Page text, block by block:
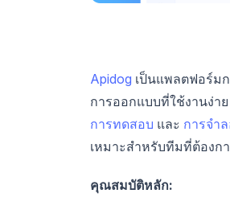
Apidog เป็นแพลตฟอร์ม
การออกแบบที่ใช้งานง่
การทดสอบ และ การจำ
เหมาะสำหรับทีมที่ต้องก
คุณสมบัติหลัก: